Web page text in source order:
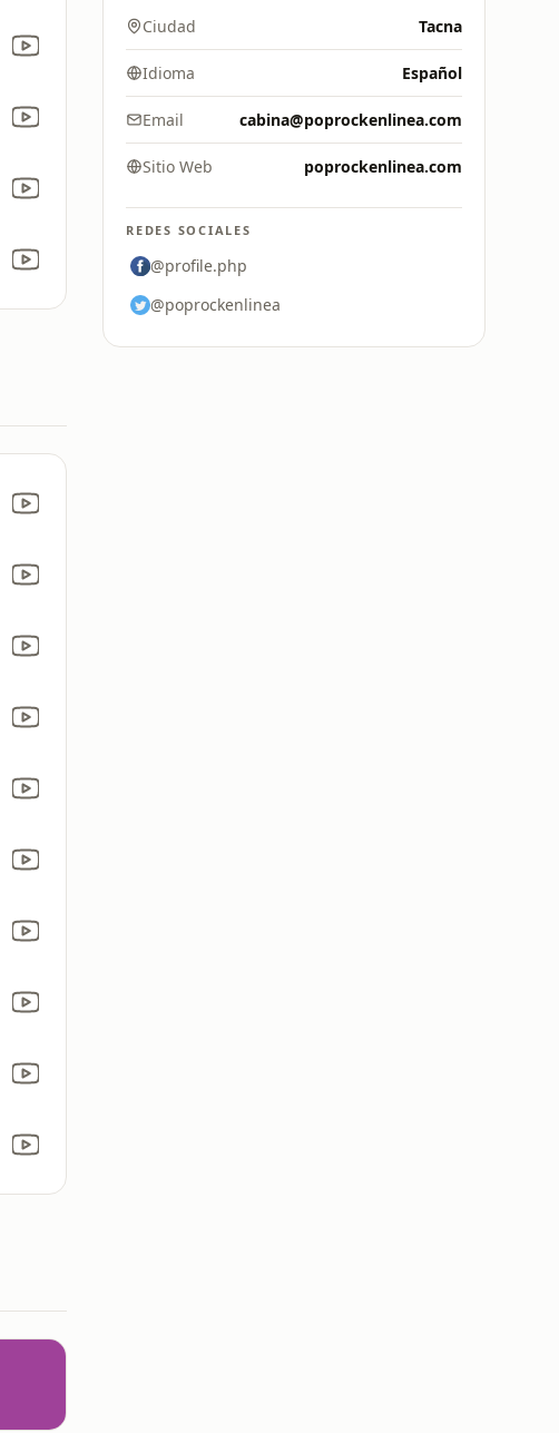
Ciudad Tacna
Idioma Español
Email cabina@poprockenlinea.com
Sitio Web poprockenlinea.com
REDES SOCIALES
@profile.php
@poprockenlinea